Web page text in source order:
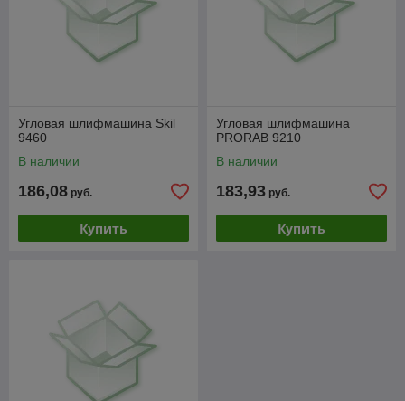
Угловая шлифмашина Skil
9460
В наличии
186,08 руб.
Купить
Угловая шлифмашина
PRORAB 9210
В наличии
183,93 руб.
Купить